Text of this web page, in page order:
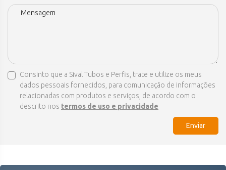
Consinto que a Sival Tubos e Perfis, trate e utilize os meus
dados pessoais fornecidos, para comunicação de informações
relacionadas com produtos e serviços, de acordo com o
descrito nos termos de uso e privacidade
Enviar